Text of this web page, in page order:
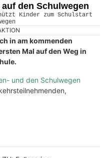
den Schulwegen
in am kommenden
Mal auf den Weg in
und den Schulwegen